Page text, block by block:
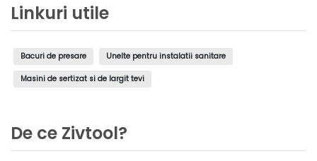
Linkuri utile
Bacuri de presare Unelte pentru instalatii sanitare
Masini de sertizat si de largit tevi
De ce Zivtool?